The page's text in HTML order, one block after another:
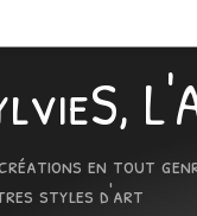
en tout
styles d'art